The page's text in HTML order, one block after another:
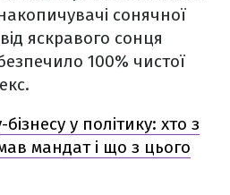
сонячної
яскравого сонця
100% чистої
у політику: хто з
мандат і що з цього